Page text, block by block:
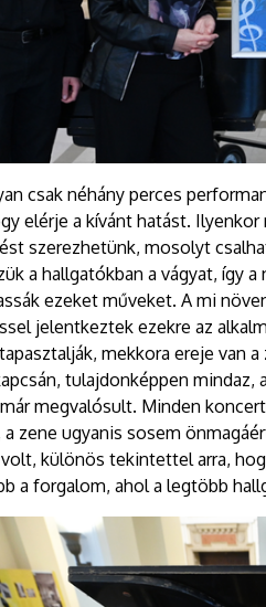
csak néhány perces
elérje a kívánt hatást.
szerezhetünk, mosolyt
a hallgatókban a vágyat, így
ezeket műveket. A mi
jelentkeztek ezekre az
mekkora ereje van
tulajdonképpen
megvalósult. Minden
a zene ugyanis sosem
különös tekintettel arra,
a forgalom, ahol a legtöbb